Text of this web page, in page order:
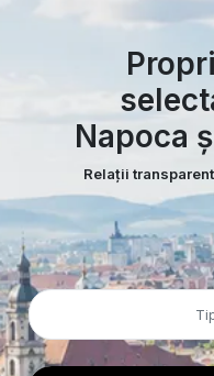
Napoca
Relații